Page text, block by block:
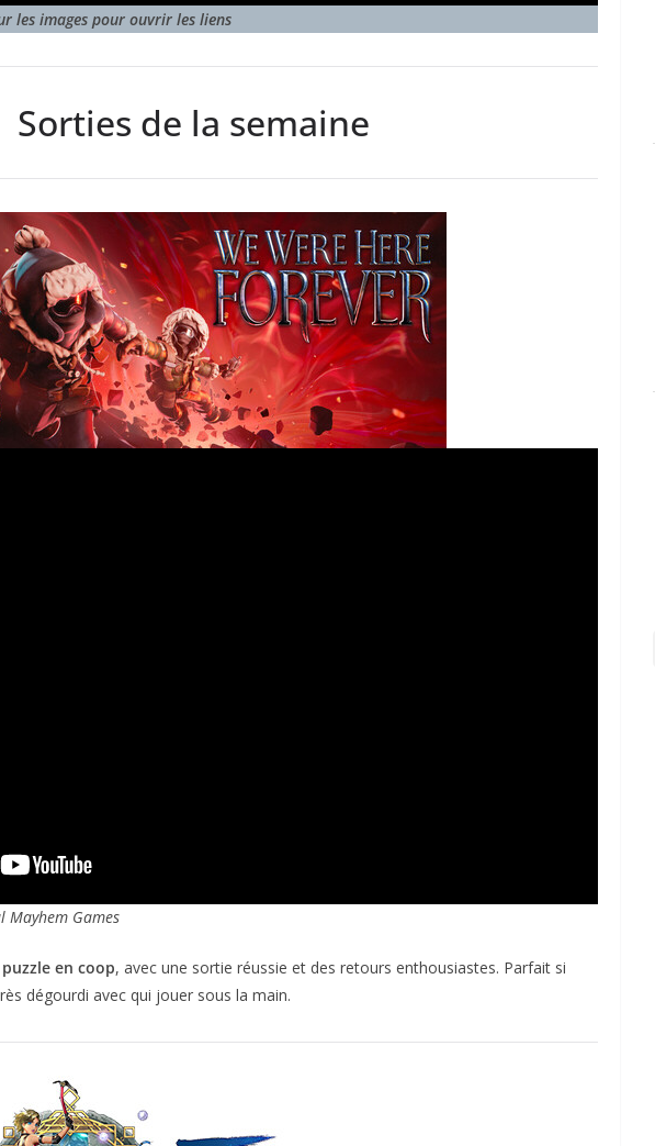
les images pour ouvrir les liens
Sorties de la semaine
Mayhem Games
en coop, avec une sortie réussie et des retours enthousiastes. Parfait si
dégourdi avec qui jouer sous la main.